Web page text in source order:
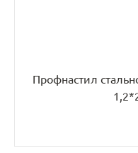
Профнастил